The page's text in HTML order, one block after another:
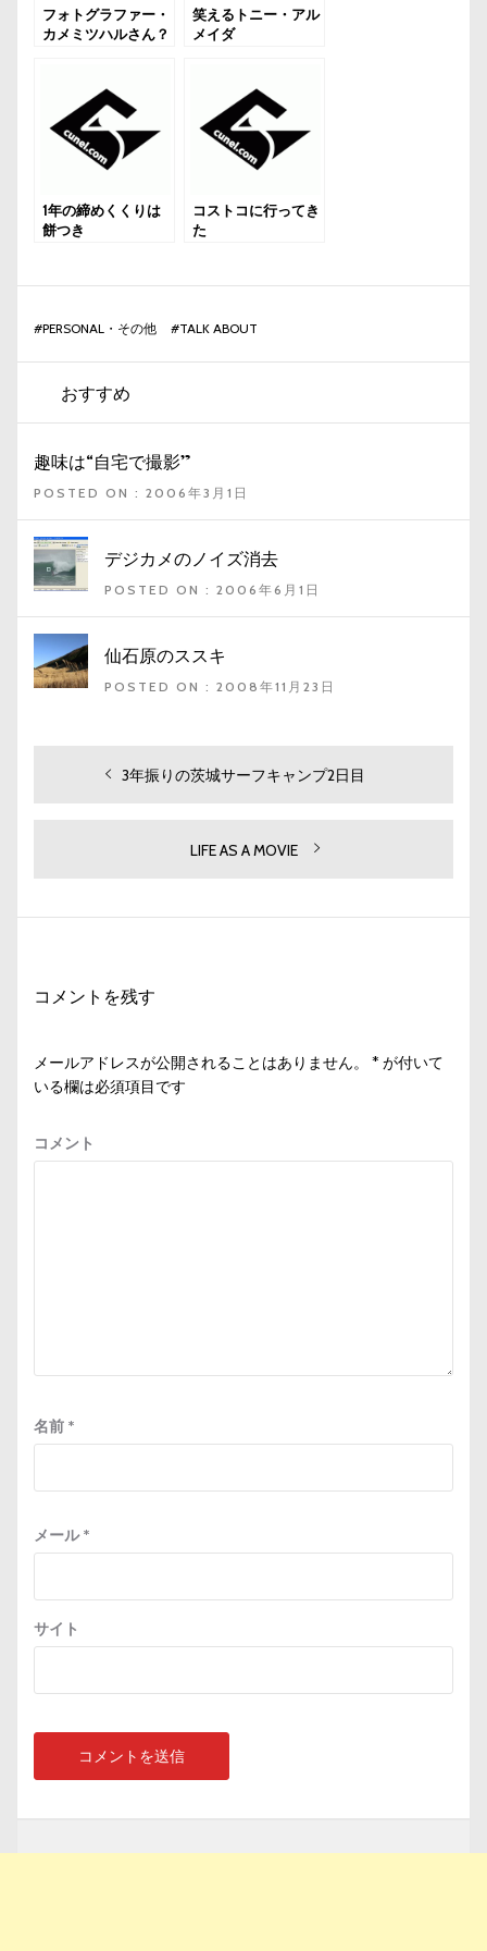
フォトグラファー・
カメミツハルさん？
笑えるトニー・アル
メイダ
1年の締めくくりは
餅つき
コストコに行ってき
た
#PERSONAL・その他 #TALK ABOUT
おすすめ
趣味は“自宅で撮影”
POSTED ON : 2006年3月1日
デジカメのノイズ消去
POSTED ON : 2006年6月1日
仙石原のススキ
POSTED ON : 2008年11月23日
ョ
過
3年振りの茨城サーフキャンプ2日目
次
稿:
LIFE AS A MOVIE
コメントを残す
メールアドレスが公開されることはありません。 * が付いて
いる欄は必須項目です
コメント
名前 *
メール*
サイト